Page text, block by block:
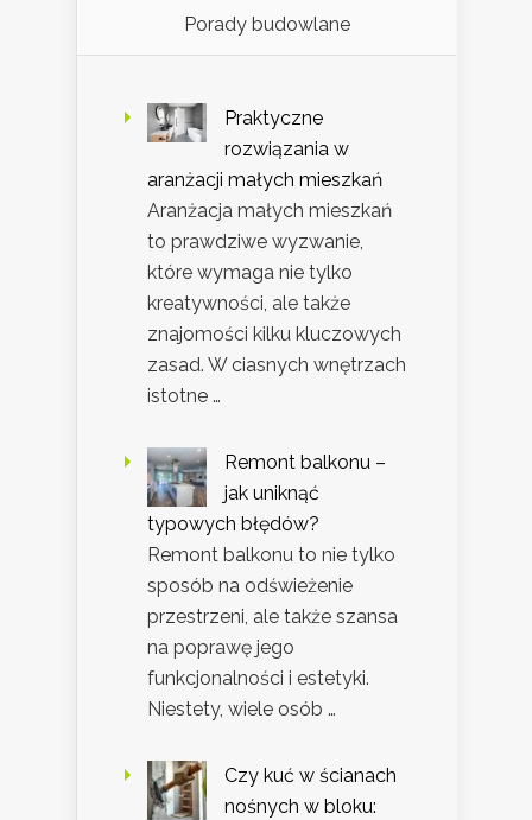
Porady budowlane
Praktyczne
rozwiązania w
aranżacji małych mieszkań
Aranżacja małych mieszkań
to prawdziwe wyzwanie,
które wymaga nie tylko
kreatywności, ale także
znajomości kilku kluczowych
zasad. W ciasnych wnętrzach
istotne …
Remont balkonu –
jak uniknąć
typowych błędów?
Remont balkonu to nie tylko
sposób na odświeżenie
przestrzeni, ale także szansa
na poprawę jego
funkcjonalności i estetyki.
Niestety, wiele osób …
Czy kuć w ścianach
nośnych w bloku: